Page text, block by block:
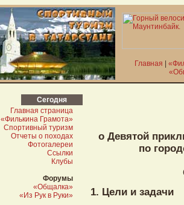
Главная
Сегодня
Главная страница
«Филькина Грамота»
Спортивный туризм
Отчеты о походах
Фотогалереи
Ссылки
Клубы
Форумы
«Общалка»
«Из Рук в Руки»
о Девятой
по
1. Цели и задачи